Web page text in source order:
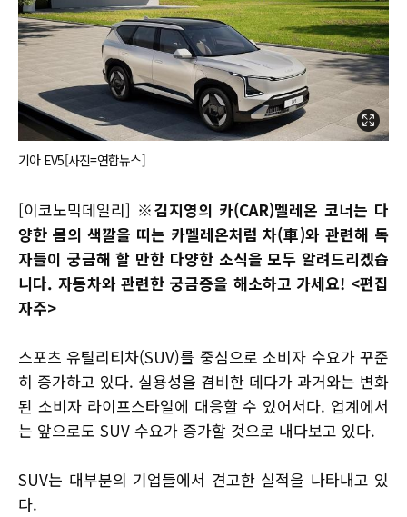
기아 EV5[사진=연합뉴스]
[이코노믹데일리] ※김지영의 카(CAR)멜레온 코너는 다
양한 몸의 색깔을 띠는 카멜레온처럼 차(車)와 관련해 독
자들이 궁금해 할 만한 다양한 소식을 모두 알려드리겠습
니다. 자동차와 관련한 궁금증을 해소하고 가세요! <편집
자주>
스포츠 유틸리티차(SUV)를 중심으로 소비자 수요가 꾸준
히 증가하고 있다. 실용성을 겸비한 데다가 과거와는 변화
된 소비자 라이프스타일에 대응할 수 있어서다. 업계에서
는 앞으로도 SUV 수요가 증가할 것으로 내다보고 있다.
SUV는 대부분의 기업들에서 견고한 실적을 나타내고 있
다.